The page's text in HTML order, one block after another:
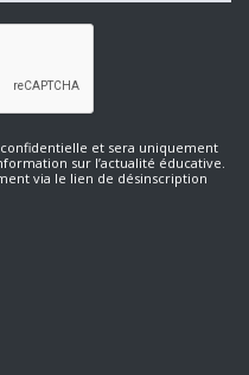
et sera uniquement
sur l’actualité éducative.
via le lien de désinscription